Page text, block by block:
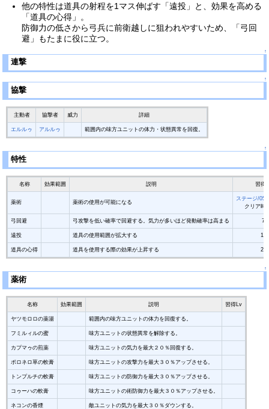
他の特性は道具の射程を1マス伸ばす「遠投」と、効果を高める
「道具の心得」。
防御力の低さから弓兵に前衛越しに狙われやすいため、「弓回
避」もたまに役に立つ。
↑
連撃
↑
協撃
主動者 協撃者 威力 詳細
エルルゥ アルルゥ 範囲内の味方ユニットの体力・状態異常を回復。
↑
特性
名称 効果範囲 説明 習得
薬術 薬術の使用が可能になる
ステージ/05
クリア時
弓回避 弓攻撃を低い確率で回避する。気力が多いほど発動確率は高まる 7
遠投 道具の使用範囲が拡大する 12
道具の心得 道具を使用する際の効果が上昇する 25
↑
薬術
名称 効果範囲 説明 習得Lv
ヤツモロロの薬湯 範囲内の味方ユニットの体力を回復する。
フミルィルの蜜 味方ユニットの状態異常を解除する。
カプマゥの煎薬 味方ユニットの気力を最大２０％回復する。
ポロネロ草の軟膏 味方ユニットの攻撃力を最大３０％アップさせる。
トンプルチの軟膏 味方ユニットの防御力を最大３０％アップさせる。
コゥーハの軟膏 味方ユニットの術防御力を最大３０％アップさせる。
ネコンの香煙 敵ユニットの気力を最大３０％ダウンする。